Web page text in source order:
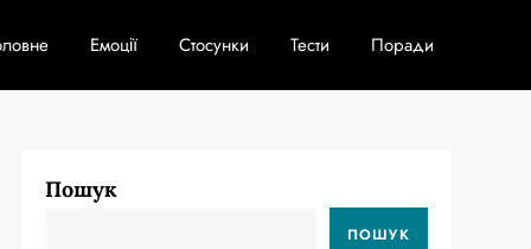
Емоції Стосунки Тести Поради
Пошук
ПОШУК